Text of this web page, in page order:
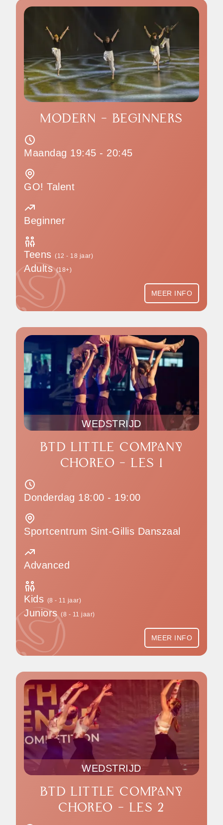
MODERN - BEGINNERS
Maandag 19:45 - 20:45
GO! Talent
Beginner
Teens (12 - 18 jaar)
Adults(18+)
MEER INFO
WEDSTRIJD
BTD LITTLE COMPANY
CHOREO - LES 1
Donderdag 18:00 - 19:00
Sportcentrum Sint-Gillis Danszaal
Advanced
Kids (8 - 11 jaar)
Juniors (8 - 11 jaar)
MEER INFO
WEDSTRIJD
BTD LITTLE COMPANY
CHOREO - LES 2